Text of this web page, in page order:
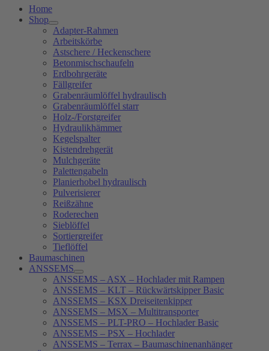
Home
Shop
Adapter-Rahmen
Arbeitskörbe
Astschere / Heckenschere
Betonmischschaufeln
Erdbohrgeräte
Fällgreifer
Grabenräumlöffel hydraulisch
Grabenräumlöffel starr
Holz-/Forstgreifer
Hydraulikhämmer
Kegelspalter
Kistendrehgerät
Mulchgeräte
Palettengabeln
Planierhobel hydraulisch
Pulverisierer
Reißzähne
Roderechen
Sieblöffel
Sortiergreifer
Tieflöffel
Baumaschinen
ANSSEMS
ANSSEMS – ASX – Hochlader mit Rampen
ANSSEMS – KLT – Rückwärtskipper Basic
ANSSEMS – KSX Dreiseitenkipper
ANSSEMS – MSX – Multitransporter
ANSSEMS – PLT-PRO – Hochlader Basic
ANSSEMS – PSX – Hochlader
ANSSEMS – Terrax – Baumaschinenanhänger